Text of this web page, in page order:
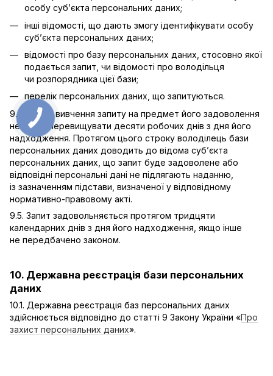
особу суб’єкта персональних даних;
інші відомості, що дають змогу ідентифікувати особу
суб’єкта персональних даних;
відомості про базу персональних даних, стосовно якої
подається запит, чи відомості про володільця
чи розпорядника цієї бази;
перелік персональних даних, що запитуються.
9.4. Строк вивчення запиту на предмет його задоволення
не може перевищувати десяти робочих днів з дня його
надходження. Протягом цього строку володілець бази
персональних даних доводить до відома суб’єкта
персональних даних, що запит буде задоволене або
відповідні персональні дані не підлягають наданню,
із зазначенням підстави, визначеної у відповідному
нормативно-правовому акті.
9.5. Запит задовольняється протягом тридцяти
календарних днів з дня його надходження, якщо інше
не передбачено законом.
10. Державна реєстрація бази персональних
даних
10.1. Державна реєстрація баз персональних даних
здійснюється відповідно до статті 9 Закону України «Про
захист персональних даних».